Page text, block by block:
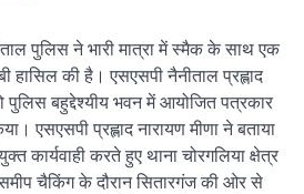
पुलिस ने भारी मात्रा में स्मैक के साथ एक
की है। एसएसपी नैनीताल प्रह्लाद
पुलिस बहुद्देश्यीय भवन में आयोजित पत्रकार
एसएसपी प्रह्लाद नारायण मीणा ने बताया
कार्यवाही करते हुए थाना चोरगलिया क्षेत्र
चैकिंग के दौरान सितारगंज की ओर से